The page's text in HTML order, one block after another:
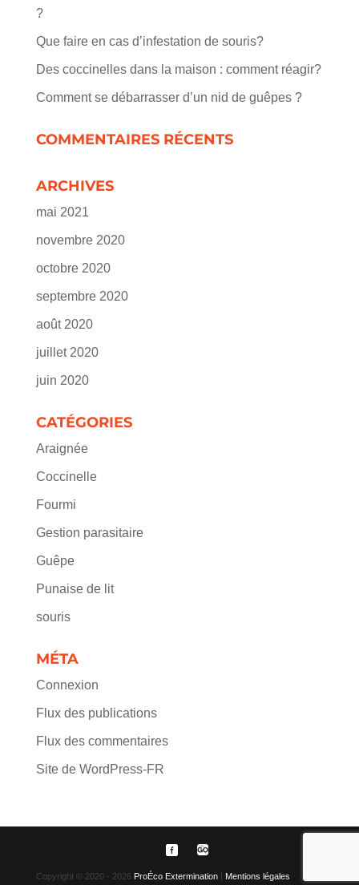
?
Que faire en cas d’infestation de souris?
Des coccinelles dans la maison : comment réagir?
Comment se débarrasser d’un nid de guêpes ?
COMMENTAIRES RÉCENTS
ARCHIVES
mai 2021
novembre 2020
octobre 2020
septembre 2020
août 2020
juillet 2020
juin 2020
CATÉGORIES
Araignée
Coccinelle
Fourmi
Gestion parasitaire
Guêpe
Punaise de lit
souris
MÉTA
Connexion
Flux des publications
Flux des commentaires
Site de WordPress-FR
Copyright © 2020 - 2026 ProÉco Extermination| Mentions légales